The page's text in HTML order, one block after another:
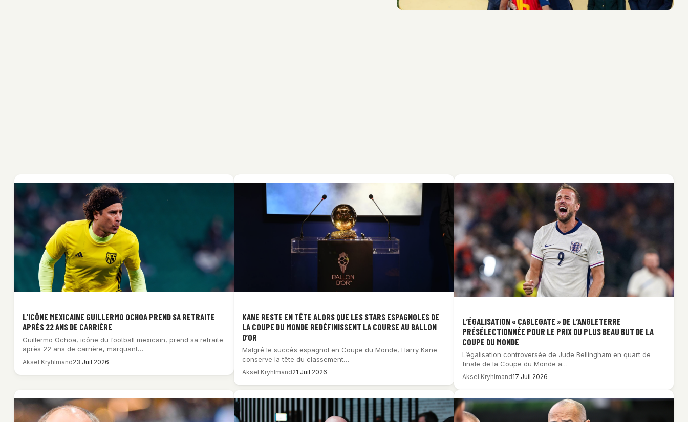
L’ICÔNE MEXICAINE GUILLERMO OCHOA PREND SA RETRAITE
APRÈS 22 ANS DE CARRIÈRE
Guillermo Ochoa, icône du football mexicain, prend sa retraite
après 22 ans de carrière, marquant…
Aksel Kryhlmand23 Juil 2026
KANE RESTE EN TÊTE ALORS QUE LES STARS ESPAGNOLES DE
LA COUPE DU MONDE REDÉFINISSENT LA COURSE AU BALLON
D’OR
Malgré le succès espagnol en Coupe du Monde, Harry Kane
conserve la tête du classement…
Aksel Kryhlmand21 Juil 2026
L’ÉGALISATION « CABLEGATE » DE L’ANGLETERRE
PRÉSÉLECTIONNÉE POUR LE PRIX DU PLUS BEAU BUT DE LA
COUPE DU MONDE
L’égalisation controversée de Jude Bellingham en quart de
finale de la Coupe du Monde a…
Aksel Kryhlmand17 Juil 2026